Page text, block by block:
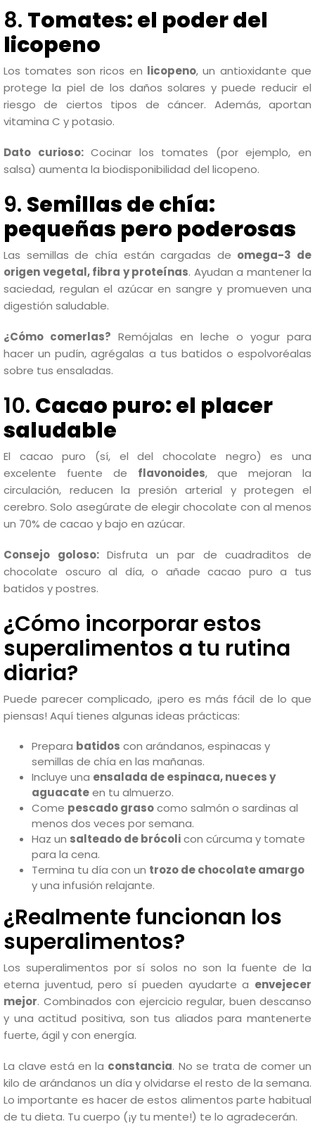
8. Tomates: el poder del
licopeno
Los tomates son ricos en licopeno, un antioxidante que
protege la piel de los daños solares y puede reducir el
riesgo de ciertos tipos de cáncer. Además, aportan
vitamina C y potasio.
Dato curioso:Cocinar los tomates (por ejemplo, en
salsa) aumenta la biodisponibilidad del licopeno.
9. Semillas de chía:
pequeñas pero poderosas
Las semillas de chía están cargadas de omega-3 de
origen vegetal, fibra y proteínas. Ayudan a mantener la
saciedad, regulan el azúcar en sangre y promueven una
digestión saludable.
¿Cómo comerlas? Remójalas en leche o yogur para
hacer un pudín, agrégalas a tus batidos o espolvoréalas
sobre tus ensaladas.
10. Cacao puro: el placer
saludable
El cacao puro (sí, el del chocolate negro) es una
excelente fuente de flavonoides, que mejoran la
circulación, reducen la presión arterial y protegen el
cerebro. Solo asegúrate de elegir chocolate con al menos
un 70% de cacao y bajo en azúcar.
Consejo goloso:Disfruta un par de cuadraditos de
chocolate oscuro al día, o añade cacao puro a tus
batidos y postres.
¿Cómo incorporar estos
superalimentos a tu rutina
diaria?
Puede parecer complicado, ¡pero es más fácil de lo que
piensas! Aquí tienes algunas ideas prácticas:
Prepara batidos con arándanos, espinacas y
semillas de chía en las mañanas.
Incluye una ensalada de espinaca, nueces y
aguacateen tu almuerzo.
Come pescado grasocomo salmón o sardinas al
menos dos veces por semana.
Haz un salteado de brócolicon cúrcuma y tomate
para la cena.
Termina tu día con un trozo de chocolate amargo
y una infusión relajante.
¿Realmente funcionan los
superalimentos?
Los superalimentos por sí solos no son la fuente de la
eterna juventud, pero sí pueden ayudarte a envejecer
mejor. Combinados con ejercicio regular, buen descanso
y una actitud positiva, son tus aliados para mantenerte
fuerte, ágil y con energía.
La clave está en la constancia. No se trata de comer un
kilo de arándanos un día y olvidarse el resto de la semana.
Lo importante es hacer de estos alimentos parte habitual
de tu dieta. Tu cuerpo (¡y tu mente!) te lo agradecerán.